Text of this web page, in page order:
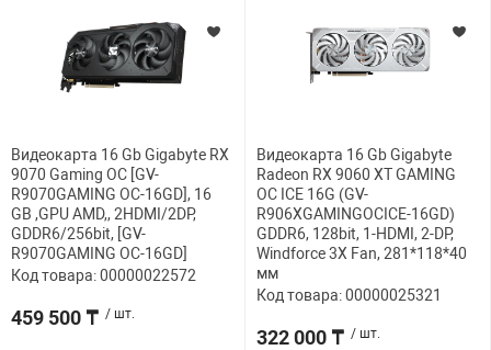
Видеокарта 16 Gb Gigabyte RX
9070 Gaming OC [GV-
R9070GAMING OC-16GD], 16
GB ,GPU AMD,, 2HDMI/2DP,
GDDR6/256bit, [GV-
R9070GAMING OC-16GD]
Код товара: 00000022572
459 500 ₸ / шт.
Видеокарта 16 Gb Gigabyte
Radeon RX 9060 XT GAMING
OC ICE 16G (GV-
R906XGAMINGOCICE-16GD)
GDDR6, 128bit, 1-HDMI, 2-DP,
Windforce 3X Fan, 281*118*40
мм
Код товара: 00000025321
322 000 ₸ / шт.